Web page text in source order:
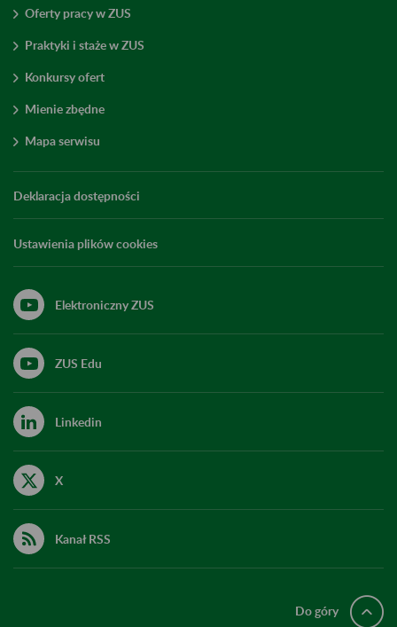
Oferty pracy w ZUS
Praktyki i staże w ZUS
Konkursy ofert
Mienie zbędne
Mapa serwisu
Deklaracja dostępności
Ustawienia plików cookies
Elektroniczny ZUS
ZUS Edu
Linkedin
X
Kanał RSS
Do góry